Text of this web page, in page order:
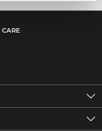
CARE